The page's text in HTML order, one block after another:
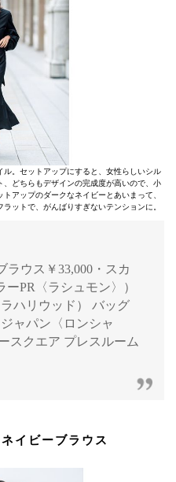
。セットアップにすると、女性らしいシル
どちらもデザインの完成度が高いので、小
アップのダークなネイビーとあいまって、
ットで、がんばりすぎないテンションに。
ラウス￥33,000・スカ
PR〈ラシュモン〉）
ハリウッド） バッグ
ャパン〈ロンシャ
スクエア プレスルーム
イビーブラウス